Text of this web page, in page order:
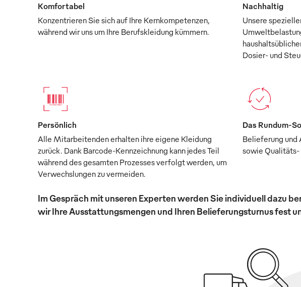
Komfortabel
Konzentrieren Sie sich auf Ihre Kernkompetenzen,
während wir uns um Ihre Berufskleidung kümmern.
Nachhaltig
Unsere
Dosier- und
Persönlich
Alle Mitarbeitenden erhalten ihre eigene Kleidung
zurück. Dank Barcode-Kennzeichnung kann jedes Teil
während des gesamten Prozesses verfolgt werden, um
Verwechslungen zu vermeiden.
Das Rundum-
Belieferung und
sowie Qualitäts-
Im Gespräch mit unseren Experten werden Sie individuell dazu
wir Ihre Ausstattungsmengen und Ihren Belieferungsturnus fest